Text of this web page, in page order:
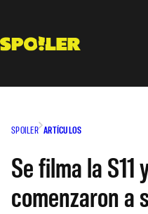
contenido
SPOILER ARTÍCULOS
Se filma la
comenzaron a